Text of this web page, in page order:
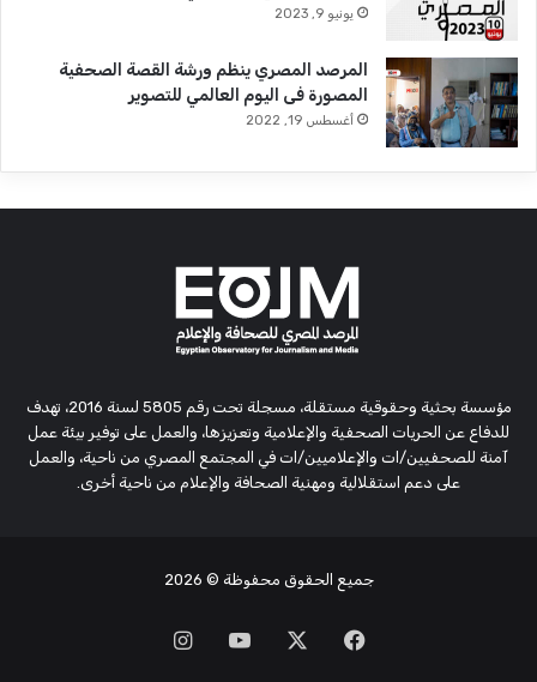
يونيو 9, 2023
المرصد المصري ينظم ورشة القصة الصحفية
المصورة فى اليوم العالمي للتصوير
أغسطس 19, 2022
مؤسسة بحثية وحقوقية مستقلة، مسجلة تحت رقم 5805 لسنة 2016، تهدف
للدفاع عن الحريات الصحفية والإعلامية وتعزيزها، والعمل على توفير بيئة عمل
آمنة للصحفيين/ات والإعلاميين/ات في المجتمع المصري من ناحية، والعمل
على دعم استقلالية ومهنية الصحافة والإعلام من ناحية أخرى.
جميع الحقوق محفوظة © 2026
فيسبوك ‫YouTube